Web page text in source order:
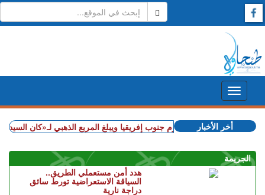
+ المغرب يهزم جنوب إفريقيا ويبلغ المربع الذهبي لـ«كان السيدات»
أخر الأخبار
الجريمة
هدد أمن مستعملي الطريق..
السياقة الاستعراضية تورط سائق
دراجة نارية